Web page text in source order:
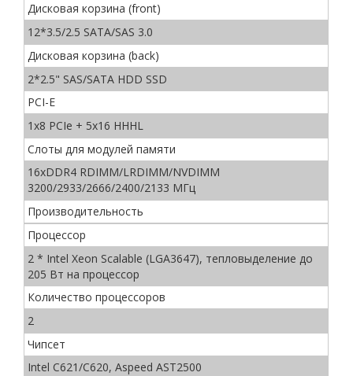
Дисковая корзина (front)
12*3.5/2.5 SATA/SAS 3.0
Дисковая корзина (back)
2*2.5" SAS/SATA HDD SSD
PCI-E
1х8 PCIe + 5x16 HHHL
Слоты для модулей памяти
16xDDR4 RDIMM/LRDIMM/NVDIMM
3200/2933/2666/2400/2133 МГц
Производительность
Процессор
2 * Intel Xeon Scalable (LGA3647), тепловыделение до
205 Вт на процессор
Количество процессоров
2
Чипсет
Intel С621/C620, Aspeed AST2500